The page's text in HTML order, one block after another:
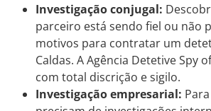
Investigação conjugal:
parceiro está sendo fiel ou não
motivos para contratar um
Caldas. A Agência Detetive Spy
com total discrição e sigilo.
Investigação empresarial: